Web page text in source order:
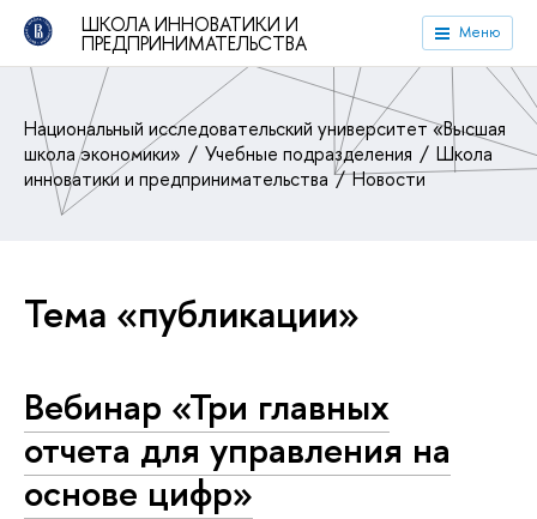
ШКОЛА ИННОВАТИКИ И
ПРЕДПРИНИМАТЕЛЬСТВА Меню
Национальный исследовательский университет «Высшая
школа экономики»
Учебные подразделения
Школа
инноватики и предпринимательства
Новости
Тема «публикации»
Вебинар «Три главных
отчета для управления на
основе цифр»